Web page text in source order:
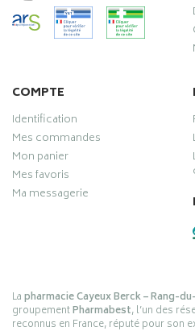
COMPTE
Identification
Mes commandes
Mon panier
Mes favoris
Ma messagerie
Lapharmacie Cayeux Berck – Rang-
groupementPharmabest, l’un des
reconnus en France, réputé pour son